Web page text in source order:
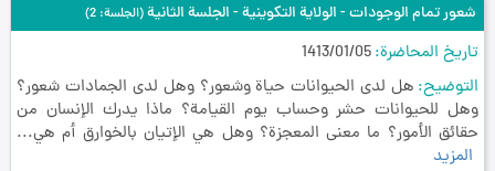
شعور تمام الوجودات - الولاية التكوينية - الجلسة الثانية(الجلسة: 2)
تاريخ المحاضرة 1413/01/05
التوضيح هل لدى الحيوانات حياة وشعور؟ وهل لدى الجمادات شعور؟
وهل للحيوانات حشر وحساب يوم القيامة؟ ماذا يدرك الإنسان من
حقائق الأمور؟ ما معنى المعجزة؟ وهل هي الإتيان بالخوارق أم هي...
المزيد